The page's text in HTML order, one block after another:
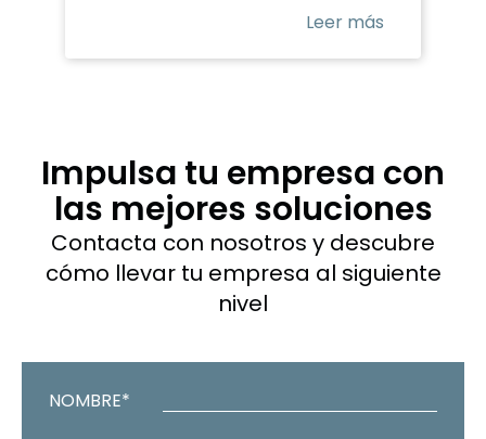
Leer más
Impulsa tu empresa con
las mejores soluciones
Contacta con nosotros y descubre
cómo llevar tu empresa al siguiente
nivel
NOMBRE*